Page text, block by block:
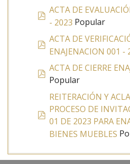
pdf
ACTA DE
- 2023 Popular
pdf
ACTA DE
ENAJENACION 001 -
pdf
ACTA DE CIERRE
Popular
pdf
REITERACIÓN Y
PROCESO DE
01 DE 2023 PARA
BIENES MUEBLES